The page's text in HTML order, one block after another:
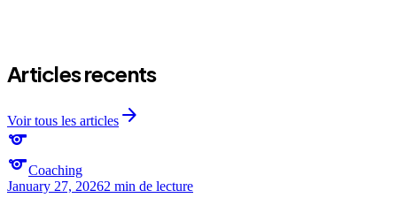
Articles recents
Voir tous les articles arrow_forward
sports
sportsCoaching
January 27, 20262 min de lecture